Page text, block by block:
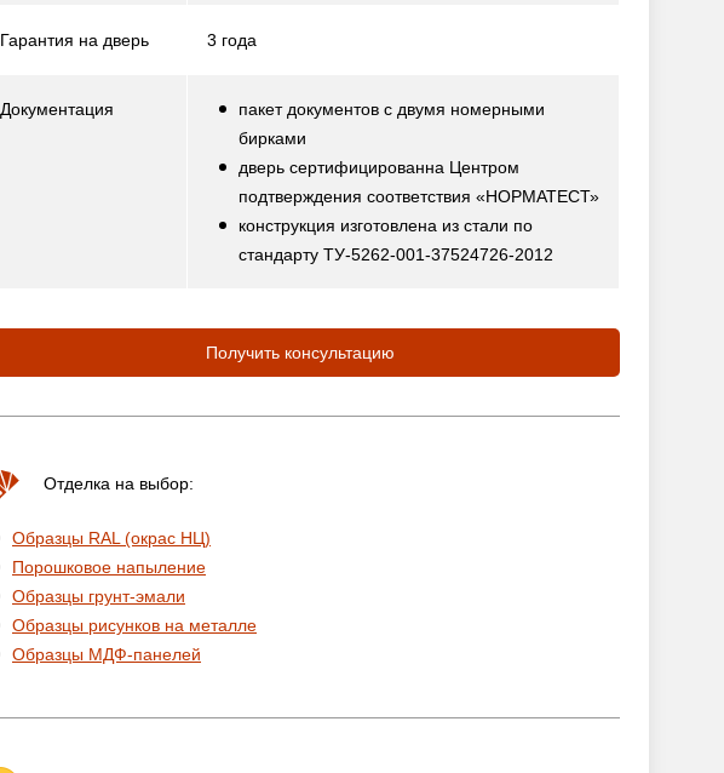
Гарантия на дверь 3 года
Документация
пакет документов с двумя номерными
бирками
дверь сертифицированна Центром
подтверждения соответствия «НОРМАТЕСТ»
конструкция изготовлена из стали по
стандарту ТУ-5262-001-37524726-2012
Получить консультацию
Отделка на выбор:
Образцы RAL (окрас НЦ)
Порошковое напыление
Образцы грунт-эмали
Образцы рисунков на металле
Образцы МДФ-панелей